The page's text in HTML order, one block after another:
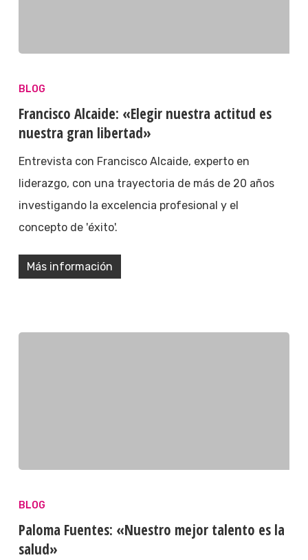
BLOG
Francisco Alcaide: «Elegir nuestra actitud es
nuestra gran libertad»
Entrevista con Francisco Alcaide, experto en
liderazgo, con una trayectoria de más de 20 años
investigando la excelencia profesional y el
concepto de 'éxito'.
Más información
BLOG
Paloma Fuentes: «Nuestro mejor talento es la
salud»